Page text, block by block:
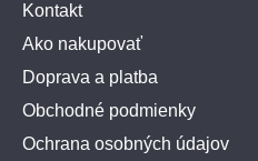
Kontakt
Ako nakupovať
Doprava a platba
Obchodné podmienky
Ochrana osobných údajov